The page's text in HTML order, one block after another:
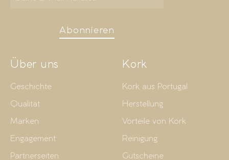
Abonnieren
Über uns
Geschichte
Qualität
Marken
Engagement
Partnerseiten
Kork
Kork aus Portugal
Herstellung
Vorteile von Kork
Reinigung
Gutscheine